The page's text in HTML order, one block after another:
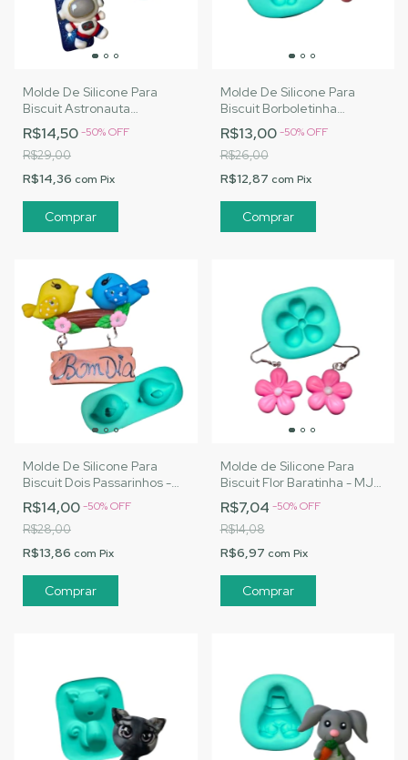
Molde De Silicone Para
Biscuit Astronauta
Baratinho - MJ Artesanatos
|Cód. A082
R$14,50-50%OFF
R$29,00
R$14,36 com Pix
Molde De Silicone Para
Biscuit Borboletinha
Baratinha - MJ Artesanatos
|Cód. A069
R$13,00-50%OFF
R$26,00
R$12,87 com Pix
Molde De Silicone Para
Biscuit Dois Passarinhos -
MJ Artesanatos |Cód.
A070
R$14,00-50%OFF
R$28,00
R$13,86 com Pix
Molde de Silicone Para
Biscuit Flor Baratinha - MJ
Artesanatos |Cód. A090
R$7,04 -50%OFF
R$14,08
R$6,97 com Pix